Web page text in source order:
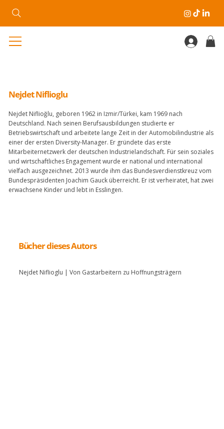
Nejdet Niflioglu
Nejdet Niflioğlu, geboren 1962 in Izmir/Türkei, kam 1969 nach
Deutschland. Nach seinen Berufsausbildungen studierte er
Betriebswirtschaft und arbeitete lange Zeit in der Automobilindustrie als
einer der ersten Diversity-Manager. Er gründete das erste
Mitarbeiternetzwerk der deutschen Industrielandschaft. Für sein soziales
und wirtschaftliches Engagement wurde er national und international
vielfach ausgezeichnet. 2013 wurde ihm das Bundesverdienstkreuz vom
Bundespräsidenten Joachim Gauck überreicht. Er ist verheiratet, hat zwei
erwachsene Kinder und lebt in Esslingen.
Nejdet Niflioglu | Von Gastarbeitern zu Hoffnungsträgern
Bücher dieses Autors